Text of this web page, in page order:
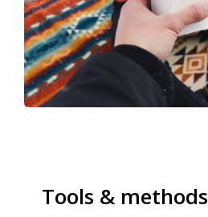
Tools & methods